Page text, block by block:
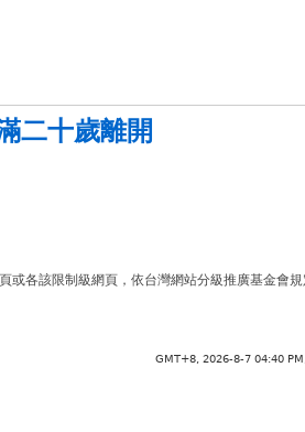
二十歲離開
各該限制級網頁，依台灣網站分級推廣基金會規
GMT+8, 2026-8-7 04:40 PM,